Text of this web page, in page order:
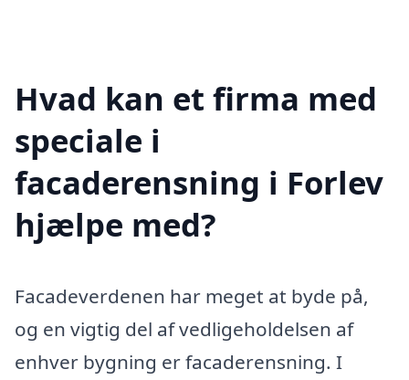
Hvad kan et firma med
speciale i
facaderensning i Forlev
hjælpe med?
Facadeverdenen har meget at byde på,
og en vigtig del af vedligeholdelsen af
enhver bygning er facaderensning. I